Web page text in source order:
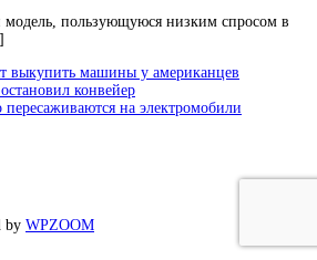
модель, пользующуюся низким спросом в
выкупить машины у американцев
конвейер
на электромобили
by WPZOOM